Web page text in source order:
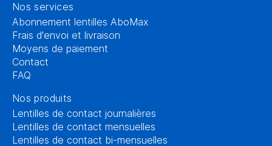
Nos services
Abonnement lentilles AboMax
Frais d'envoi et livraison
Moyens de paiement
Contact
FAQ
Nos produits
Lentilles de contact journalières
Lentilles de contact mensuelles
Lentilles de contact bi-mensuelles